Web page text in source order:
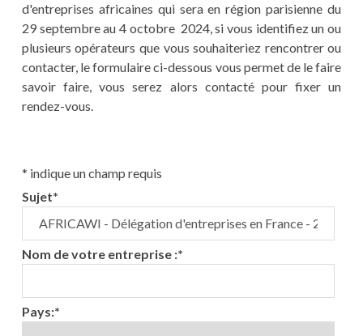
d'entreprises africaines qui sera en région parisienne du
29 septembre au 4 octobre 2024, si vous identifiez un ou
plusieurs opérateurs que vous souhaiteriez rencontrer ou
contacter, le formulaire ci-dessous vous permet de le faire
savoir faire, vous serez alors contacté pour fixer un
rendez-vous.
* indique un champ requis
Sujet*
Nom de votre entreprise :*
Pays:*